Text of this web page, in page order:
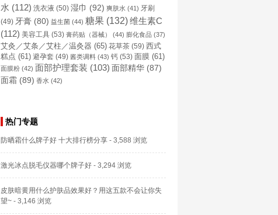
水 (112) 洗衣液 (50) 湿巾 (92) 爽肤水 (41) 牙刷
(49) 牙膏(80) 益生菌(44) 糖果(132)维生素C
(112) 美容工具(53) 膏药贴（器械） (44) 膨化食品(37)
艾灸／艾条／艾柱／温灸器 (65) 花草茶(59) 西式
糕点 (61) 避孕套 (49) 酱类调料(43) 钙(53) 面膜 (61)
面膜粉(42) 面部护理套装 (103) 面部精华(87)
面霜(89) 香水 (42)
热门专题
防晒霜什么牌子好 十大排行榜分享- 3,588 浏览
激光冰点脱毛仪器哪个牌子好- 3,294 浏览
皮肤暗黄用什么护肤品效果好？用这五款不会让你失
望~- 3,146 浏览